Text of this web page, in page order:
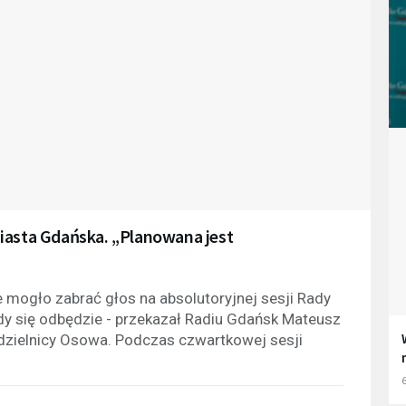
Gdańska. „Planowana jest
zabrać głos na absolutoryjnej sesji Rady
się odbędzie - przekazał Radiu Gdańsk Mateusz
Osowa. Podczas czwartkowej sesji